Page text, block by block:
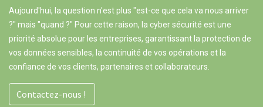
Aujourd'hui, la question n'est plus "est-ce que cela va nous arriver
?" mais "quand ?" Pour cette raison, la cyber sécurité est une
priorité absolue pour les entreprises, garantissant la protection de
vos données sensibles, la continuité de vos opérations et la
confiance de vos clients, partenaires et collaborateurs.
Contactez-nous !